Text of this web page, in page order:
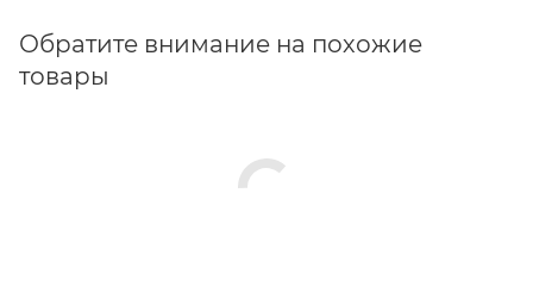
Обратите внимание на похожие
товары